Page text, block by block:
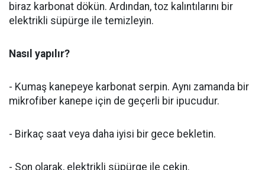
biraz karbonat dökün. Ardından, toz kalıntılarını bir
elektrikli süpürge ile temizleyin.
Nasıl yapılır?
- Kumaş kanepeye karbonat serpin. Aynı zamanda bir
mikrofiber kanepe için de geçerli bir ipucudur.
- Birkaç saat veya daha iyisi bir gece bekletin.
- Son olarak, elektrikli süpürge ile çekin.